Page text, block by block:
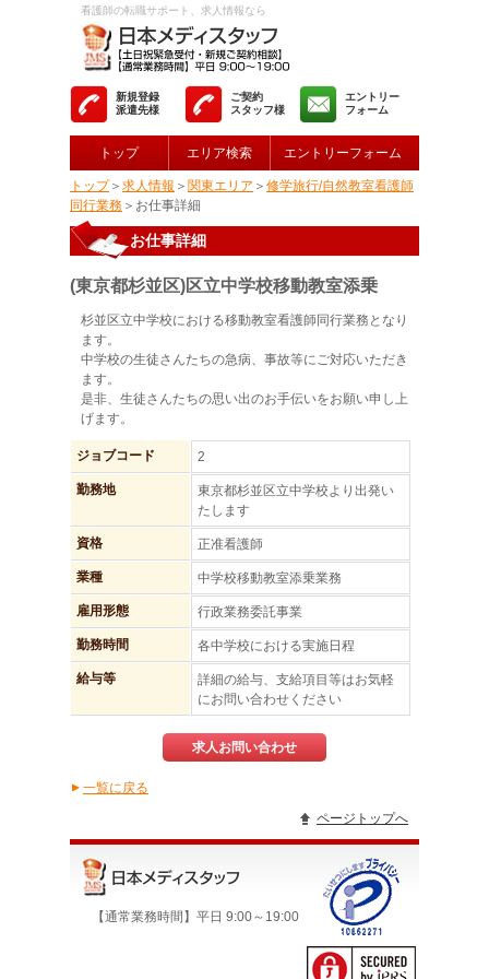
看護師の転職サポート、求人情報なら
新規登録
派遣先様
ご契約
スタッフ様
エントリー
フォーム
トップ エリア検索 エントリーフォーム
トップ＞ 求人情報 ＞ 関東エリア ＞ 修学旅行/自然教室看護師
同行業務 ＞お仕事詳細
お仕事詳細
(東京都杉並区)区立中学校移動教室添乗
杉並区立中学校における移動教室看護師同行業務となり
ます。
中学校の生徒さんたちの急病、事故等にご対応いただき
ます。
是非、生徒さんたちの思い出のお手伝いをお願い申し上
げます。
ジョブコード 2
勤務地
東京都杉並区立中学校より出発い
たします
資格 正准看護師
業種 中学校移動教室添乗業務
雇用形態 行政業務委託事業
勤務時間 各中学校における実施日程
給与等
詳細の給与、支給項目等はお気軽
にお問い合わせください
求人お問い合わせ
▲一覧に戻る
ページトップへ
【通常業務時間】平日 9:00～19:00